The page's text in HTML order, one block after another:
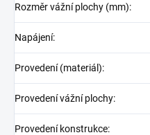
Rozměr vážní plochy (mm):
Napájení:
Provedení (materiál):
Provedení vážní plochy:
Provedení konstrukce: